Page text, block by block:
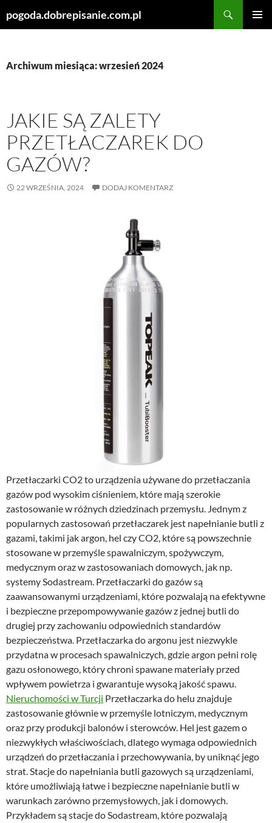
pogoda.dobrepisanie.com.pl
Archiwum miesiąca: wrzesień 2024
JAKIE SĄ ZALETY
PRZETŁACZAREK DO
GAZÓW?
22 WRZEŚNIA, 2024 DODAJ KOMENTARZ
Przetłaczarki CO2 to urządzenia używane do przetłaczania
gazów pod wysokim ciśnieniem, które mają szerokie
zastosowanie w różnych dziedzinach przemysłu. Jednym z
popularnych zastosowań przetłaczarek jest napełnianie butli z
gazami, takimi jak argon, hel czy CO2, które są powszechnie
stosowane w przemyśle spawalniczym, spożywczym,
medycznym oraz w zastosowaniach domowych, jak np.
systemy Sodastream. Przetłaczarki do gazów są
zaawansowanymi urządzeniami, które pozwalają na efektywne
i bezpieczne przepompowywanie gazów z jednej butli do
drugiej przy zachowaniu odpowiednich standardów
bezpieczeństwa. Przetłaczarka do argonu jest niezwykle
przydatna w procesach spawalniczych, gdzie argon pełni rolę
gazu osłonowego, który chroni spawane materiały przed
wpływem powietrza i gwarantuje wysoką jakość spawu.
Nieruchomości w Turcji Przetłaczarka do helu znajduje
zastosowanie głównie w przemyśle lotniczym, medycznym
oraz przy produkcji balonów i sterowców. Hel jest gazem o
niezwykłych właściwościach, dlatego wymaga odpowiednich
urządzeń do przetłaczania i przechowywania, by uniknąć jego
strat. Stacje do napełniania butli gazowych są urządzeniami,
które umożliwiają łatwe i bezpieczne napełnianie butli w
warunkach zarówno przemysłowych, jak i domowych.
Przykładem są stacje do Sodastream, które pozwalają